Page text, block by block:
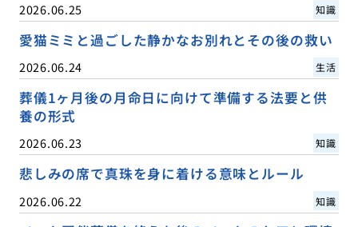
2026.06.25 知識
愛猫ミミと過ごした静かなお別れとその後の救い
2026.06.24 生活
葬儀1ヶ月後の月命日に向けて準備する法要と供
養の形式
2026.06.23 知識
悲しみの席で真珠を身に着ける意味とルール
2026.06.22 知識